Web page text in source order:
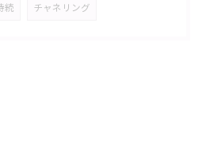
続 チャネリング